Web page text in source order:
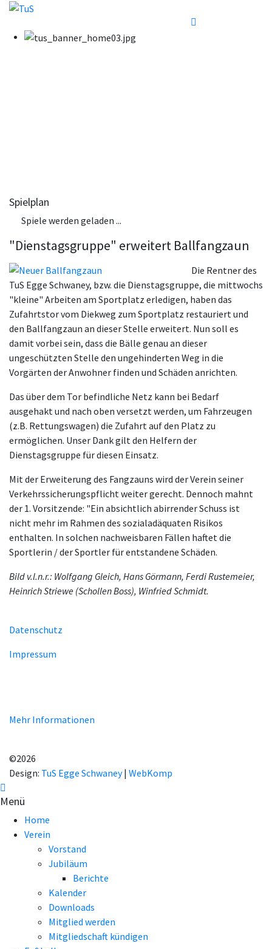
Spielplan
Spiele werden geladen ...
"Dienstagsgruppe" erweitert Ballfangzaun
Die Rentner des
TuS Egge Schwaney, bzw. die Dienstagsgruppe, die mittwochs
"kleine" Arbeiten am Sportplatz erledigen, haben das
Zufahrtstor vom Diekweg zum Sportplatz restauriert und
den Ballfangzaun an dieser Stelle erweitert. Nun soll es
damit vorbei sein, dass die Bälle genau an dieser
ungeschützten Stelle den ungehinderten Weg in die
Vorgärten der Anwohner finden und Schäden anrichten.
Das über dem Tor befindliche Netz kann bei Bedarf
ausgehakt und nach oben versetzt werden, um Fahrzeugen
(z.B. Rettungswagen) die Zufahrt auf den Platz zu
ermöglichen. Unser Dank gilt den Helfern der
Dienstagsgruppe für diesen Einsatz.
Mit der Erweiterung des Fangzauns wird der Verein seiner
Verkehrssicherungspflicht weiter gerecht. Dennoch mahnt
der 1. Vorsitzende: "Ein absichtlich abirrender Schuss ist
nicht mehr im Rahmen des sozialadäquaten Risikos
enthalten. In solchen nachweisbaren Fällen haftet die
Sportlerin / der Sportler für entstandene Schäden.
Bild v.l.n.r.: Wolfgang Gleich, Hans Görmann, Ferdi Rustemeier,
Heinrich Striewe (Schollen Boss), Winfried Schmidt.
Datenschutz
Impressum
Mehr Informationen
©2026
Design: TuS Egge Schwaney| WebKomp
Menü
Home
Verein
Vorstand
Jubiläum
Berichte
Kalender
Downloads
Mitglied werden
Mitgliedschaft kündigen